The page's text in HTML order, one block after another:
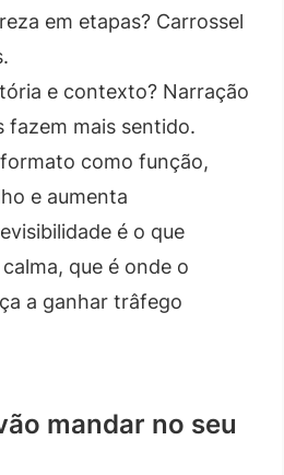
em etapas? Carrossel
e contexto? Narração
fazem mais sentido.
como função,
e aumenta
é o que
que é onde o
a ganhar trâfego
mandar no seu